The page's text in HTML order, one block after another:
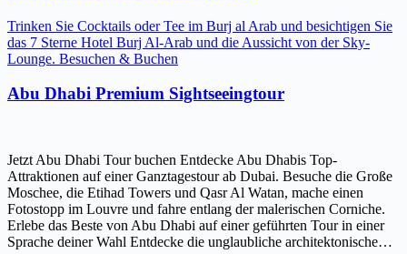
Trinken Sie Cocktails oder Tee im Burj al Arab und besichtigen Sie
das 7 Sterne Hotel Burj Al-Arab und die Aussicht von der Sky-
Lounge. Besuchen & Buchen
Abu Dhabi Premium Sightseeingtour
Jetzt Abu Dhabi Tour buchen Entdecke Abu Dhabis Top-
Attraktionen auf einer Ganztagestour ab Dubai. Besuche die Große
Moschee, die Etihad Towers und Qasr Al Watan, mache einen
Fotostopp im Louvre und fahre entlang der malerischen Corniche.
Erlebe das Beste von Abu Dhabi auf einer geführten Tour in einer
Sprache deiner Wahl Entdecke die unglaubliche architektonische…